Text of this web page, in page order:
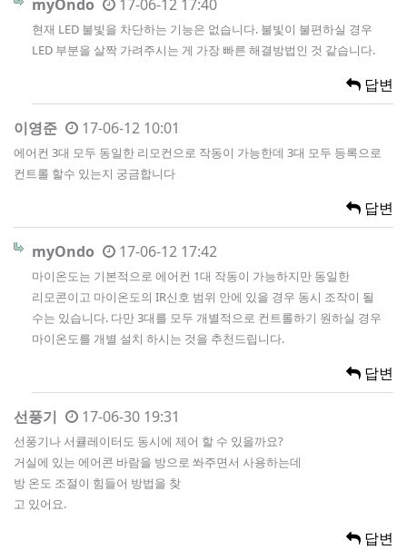
myOndo 17-06-12 17:40
현재 LED 불빛을 차단하는 기능은 없습니다. 불빛이 불편하실 경우
LED 부분을 살짝 가려주시는 게 가장 빠른 해결방법인 것 같습니다.
답변
이영준 17-06-12 10:01
에어컨 3대 모두 동일한 리모컨으로 작동이 가능한데 3대 모두 등록으로
컨트롤 할수 있는지 궁금합니다
답변
myOndo 17-06-12 17:42
마이온도는 기본적으로 에어컨 1대 작동이 가능하지만 동일한
리모콘이고 마이온도의 IR신호 범위 안에 있을 경우 동시 조작이 될
수는 있습니다. 다만 3대를 모두 개별적으로 컨트롤하기 원하실 경우
마이온도를 개별 설치 하시는 것을 추천드립니다.
답변
선풍기 17-06-30 19:31
선풍기나 서큘레이터도 동시에 제어 할 수 있을까요?
거실에 있는 에어콘 바람을 방으로 쏴주면서 사용하는데
방 온도 조절이 힘들어 방법을 찾
고 있어요.
답변